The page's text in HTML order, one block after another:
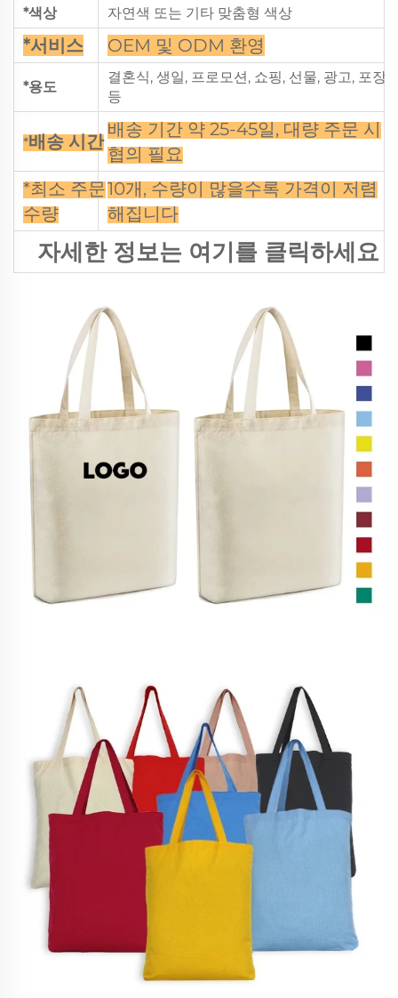
*색상
자연색 또는 기타 맞춤형 색상
*서비스 OEM 및 ODM 환영
*용도
결혼식, 생일, 프로모션, 쇼핑, 선물, 광고, 포장
등
*배송 시간
배송 기간 약 25-45일, 대량 주문 시
협의 필요
*최소 주문
수량
10개, 수량이 많을수록 가격이 저렴
해집니다
자세한 정보는 여기를 클릭하세요